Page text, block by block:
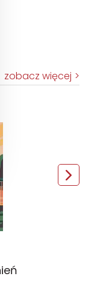
zobacz więcej